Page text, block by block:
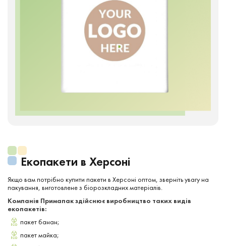
Екопакети в Херсоні
Якщо вам потрібно купити пакети в Херсоні оптом, зверніть увагу на
пакування, виготовлене з біорозкладних матеріалів.
Компанія Примапак здійснює виробництво таких видів
екопакетів:
пакет банан;
пакет майка;